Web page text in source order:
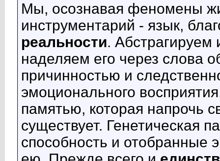
Мы, осознавая феномены
инструментарий - язык,
реальности. Абстрагируем
наделяем его через слова
причинностью и
эмоционального
памятью, которая напрочь
существует. Генетическая
способность и отобранные